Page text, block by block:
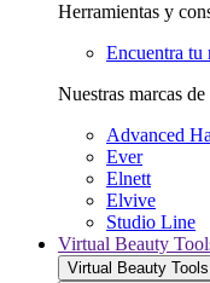
Herramientas y
Encuentra tu
Nuestras marcas
Advanced
Ever
Elnett
Elvive
Studio Line
Virtual Beauty
Virtual Beauty Tools